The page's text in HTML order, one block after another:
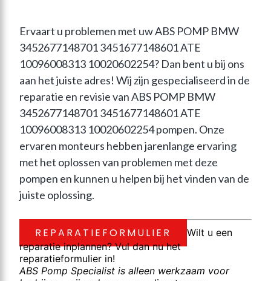
Ervaart u problemen met uw ABS POMP BMW
3452677148701 3451677148601 ATE
10096008313 10020602254? Dan bent u bij ons
aan het juiste adres! Wij zijn gespecialiseerd in de
reparatie en revisie van ABS POMP BMW
3452677148701 3451677148601 ATE
10096008313 10020602254 pompen. Onze
ervaren monteurs hebben jarenlange ervaring
met het oplossen van problemen met deze
pompen en kunnen u helpen bij het vinden van de
juiste oplossing.
REPARATIEFORMULIER
Wilt u een
reparatie inplannen? Vul dan nu het
reparatieformulier in!
ABS Pomp Specialist is alleen werkzaam voor